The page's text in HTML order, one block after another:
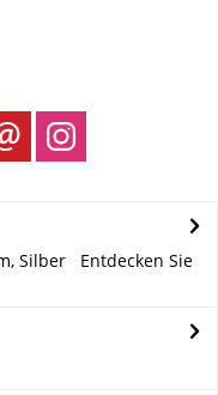
Silber Entdecken Sie